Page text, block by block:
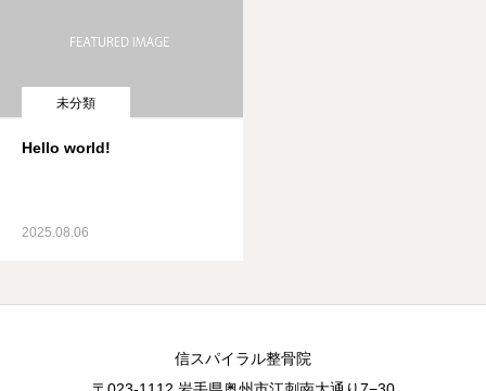
未分類
Hello world!
2025.08.06
信スパイラル整骨院